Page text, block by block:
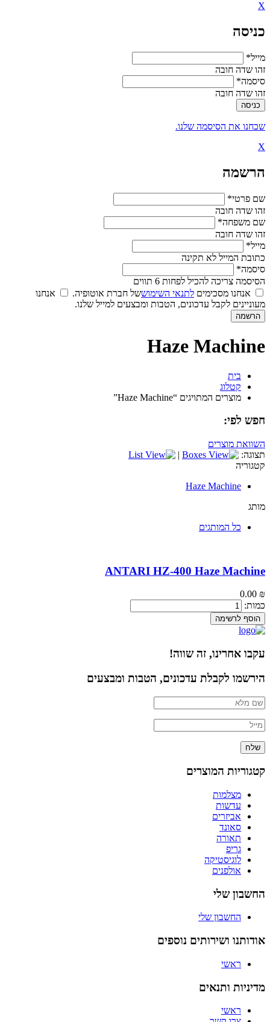
X
כניסה
מייל*
זהו שדה חובה
סיסמה*
זהו שדה חובה
שכחנו את הסיסמה שלנו.
X
הרשמה
שם פרטי*
זהו שדה חובה
שם משפחה*
זהו שדה חובה
מייל*
כתובת המייל לא תקינה
סיסמה*
הסיסמה צריכה להכיל לפחות 6 תווים
אנחנו מסכימים לתנאי השימוששל חברת אוטופיה.
אנחנו
מעוניינים לקבל עדכונים, הטבות ומבצעים למייל שלנו.
Haze Machine
בית
קטלוג
מוצרים המתויגים “Haze Machine”
חפש לפי:
השוואת מוצרים
תצוגה:
|
קטגוריה
Haze Machine
מותג
כל המותגים
ANTARI HZ-400 Haze Machine
0.00 ₪
כמות:
הוסף לרשימה
עקבו אחרינו, זה שווה!
הירשמו לקבלת עדכונים, הטבות ומבצעים
שלח
קטגוריות המוצרים
מצלמות
עדשות
אביזרים
סאונד
תאורה
גריפ
לוגיסטיקה
אולפנים
החשבון שלי
החשבון שלי
אודותנו ושירותים נוספים
ראשי
מדיניות ותנאים
ראשי